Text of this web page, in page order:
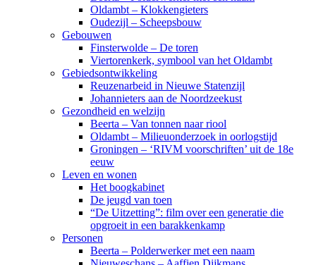
Oldambt – Klokkengieters
Oudezijl – Scheepsbouw
Gebouwen
Finsterwolde – De toren
Viertorenkerk, symbool van het Oldambt
Gebiedsontwikkeling
Reuzenarbeid in Nieuwe Statenzijl
Johannieters aan de Noordzeekust
Gezondheid en welzijn
Beerta – Van tonnen naar riool
Oldambt – Milieuonderzoek in oorlogstijd
Groningen – ‘RIVM voorschriften’ uit de 18e
eeuw
Leven en wonen
Het boogkabinet
De jeugd van toen
“De Uitzetting”: film over een generatie die
opgroeit in een barakkenkamp
Personen
Beerta – Polderwerker met een naam